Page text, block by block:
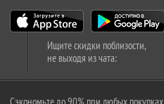
Ищите скидки поблизости,
не выходя из чата: